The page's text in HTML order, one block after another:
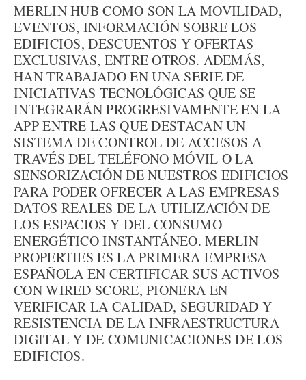
MERLIN HUB COMO SON LA MOVILIDAD,
EVENTOS, INFORMACIÓN SOBRE LOS
EDIFICIOS, DESCUENTOS Y OFERTAS
EXCLUSIVAS, ENTRE OTROS. ADEMÁS,
HAN TRABAJADO EN UNA SERIE DE
INICIATIVAS TECNOLÓGICAS QUE SE
INTEGRARÁN PROGRESIVAMENTE EN LA
APP ENTRE LAS QUE DESTACAN UN
SISTEMA DE CONTROL DE ACCESOS A
TRAVÉS DEL TELÉFONO MÓVIL O LA
SENSORIZACIÓN DE NUESTROS EDIFICIOS
PARA PODER OFRECER A LAS EMPRESAS
DATOS REALES DE LA UTILIZACIÓN DE
LOS ESPACIOS Y DEL CONSUMO
ENERGÉTICO INSTANTÁNEO. MERLIN
PROPERTIES ES LA PRIMERA EMPRESA
ESPAÑOLA EN CERTIFICAR SUS ACTIVOS
CON WIRED SCORE, PIONERA EN
VERIFICAR LA CALIDAD, SEGURIDAD Y
RESISTENCIA DE LA INFRAESTRUCTURA
DIGITAL Y DE COMUNICACIONES DE LOS
EDIFICIOS.